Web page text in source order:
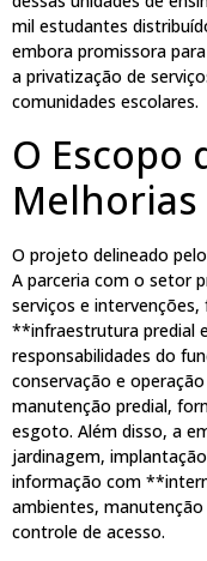
mil estudantes
embora promissora
a privatização de
comunidades escolares.
O Escopo
O projeto delineado
A parceria com o setor
serviços e
**infraestrutura predial
responsabilidades do
conservação e
manutenção predial,
esgoto. Além disso, a
jardinagem,
informação com
ambientes,
controle de acesso.